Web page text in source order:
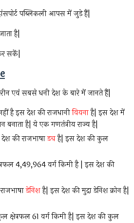
पब्लिकली आपस में जुड़े हैं|
है|
सकें|
एवं सबसे धनी देश के बारे में जानते हैं|
है इस देश की राजधानीवियनाहै| इस देश में
है| ये एक गणतंत्रीय राज्य है|
की राजभाषाडचहै| इस देश की कुल
4,49,964 वर्ग किमी है | इस देश की
डेनिशहै| इस देश की मुद्रा डेनिश क्रोन है|
क्षेत्रफल 61 वर्ग किमी है| इस देश की कुल